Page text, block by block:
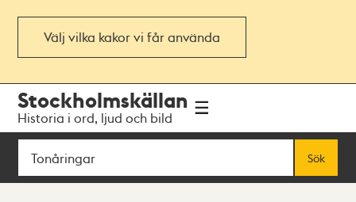
Välj vilka kakor vi får använda
navigationen
huvudinnehållet
Stockholmskällan
Historia i ord, ljud och bild
Sök
Sök